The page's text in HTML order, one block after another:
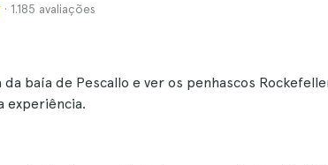
· 1.185 avaliações
da baía de Pescallo e ver os penhascos
experiência.